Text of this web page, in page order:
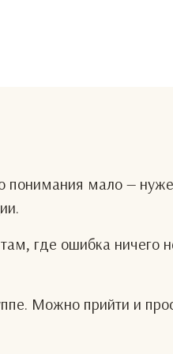
понимания мало —
где ошибка ничего
Можно прийти и